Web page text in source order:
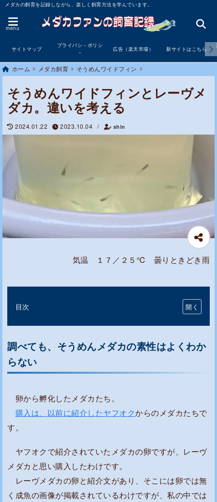
メダカの飼育を記録しながら、楽しく飼育方法を学んでいます。
menu
サイトマップ
プライバシ－ポリシ
－
広告（楽天市場） 新サイトはこちら
ホーム メダカ飼育 そうめんワイドフィン
そうめんワイドフィンとレーヴメ
ダカ。違いを考える
2024.01.22 2023.10.04 / shin
気温 １７／２５℃ 曇りときどき雨
目次
て
も
、
う
め
ダ
カ
の
素
調べても、そうめんメダカの素性はよくわか
らない
卵から孵化したメダカたち。
購入は、以前に紹介したヤフオクからのメダカたちで
す。
ヤフオクで紹介されていたメダカの卵ですが、レーヴ
メダカと思い購入したわけです。
レーヴメダカの卵と紹介文があり、そこには卵では無
く成魚の画像が掲載されているわけですが、私の中では